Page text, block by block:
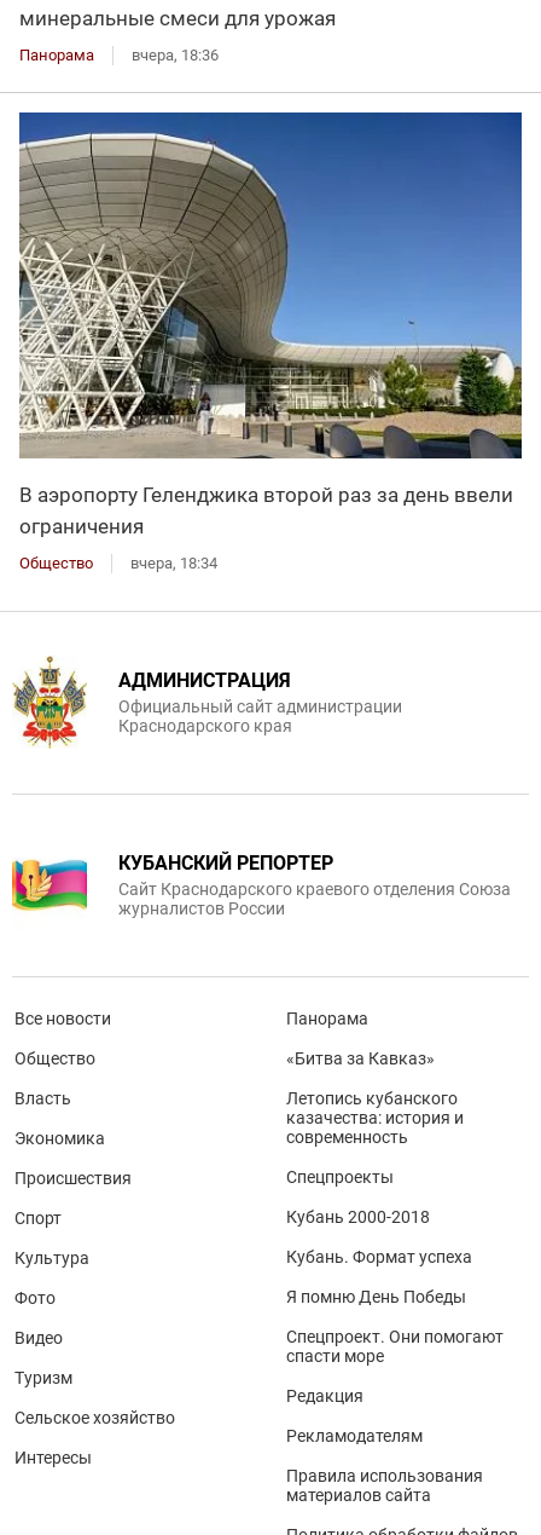
минеральные смеси для урожая
Панорама вчера, 18:36
В аэропорту Геленджика второй раз за день ввели
ограничения
Общество вчера, 18:34
АДМИНИСТРАЦИЯ
Официальный сайт администрации
Краснодарского края
КУБАНСКИЙ РЕПОРТЕР
Сайт Краснодарского краевого отделения Союза
журналистов России
Все новости
Общество
Власть
Экономика
Происшествия
Спорт
Культура
Фото
Видео
Туризм
Сельское хозяйство
Интересы
Панорама
«Битва за Кавказ»
Летопись кубанского
казачества: история и
современность
Спецпроекты
Кубань 2000-2018
Кубань. Формат успеха
Я помню День Победы
Спецпроект. Они помогают
спасти море
Редакция
Рекламодателям
Правила использования
материалов сайта